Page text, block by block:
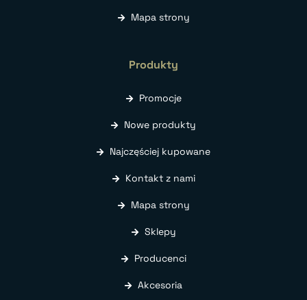
Mapa strony
Produkty
Promocje
Nowe produkty
Najczęściej kupowane
Kontakt z nami
Mapa strony
Sklepy
Producenci
Akcesoria